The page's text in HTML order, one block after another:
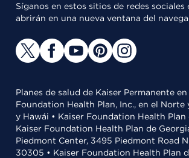
Síganos en estos sitios de redes sociales
abrirán en una nueva ventana del
Planes de salud de Kaiser Permanente
Foundation Health Plan, Inc., en el Norte
y Hawái • Kaiser Foundation Health Plan
Kaiser Foundation Health Plan de
Piedmont Center, 3495 Piedmont Road
30305 • Kaiser Foundation Health Plan